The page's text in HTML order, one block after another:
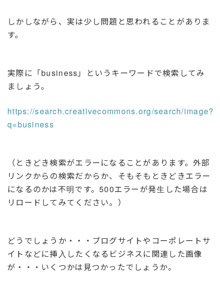
しかしながら、実は少し問題と思われることがありま
す。
実際に「business」というキーワードで検索してみ
ましょう。
https://search.creativecommons.org/search/image?
q=business
（ときどき検索がエラーになることがあります。外部
リンクからの検索だからか、そもそもときどきエラー
になるのかは不明です。500エラーが発生した場合は
リロードしてみてください。）
どうでしょうか・・・ブログサイトやコーポレートサ
イトなどに挿入したくなるビジネスに関連した画像
が・・・いくつかは見つかったでしょうか。